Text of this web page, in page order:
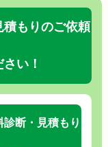
積もりのご依頼
い！
断・見積もり